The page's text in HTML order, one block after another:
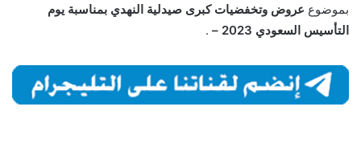
بموضوع عروض وتخفضيات كبرى صيدلية النهدي بمناسبة يوم
التأسيس السعودي 2023 –
.